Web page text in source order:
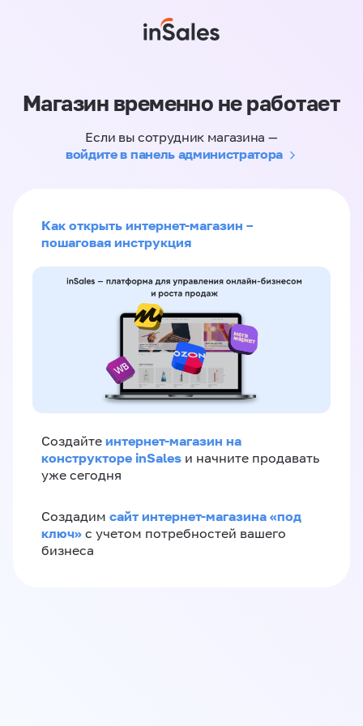
Магазин временно не работает
Если вы сотрудник магазина —
войдите в панель администратора
Как открыть интернет-магазин –
пошаговая инструкция
Создайте интернет-магазин на
конструкторе inSales и начните продавать
уже сегодня
Создадим сайт интернет-магазина «под
ключ» с учетом потребностей вашего
бизнеса